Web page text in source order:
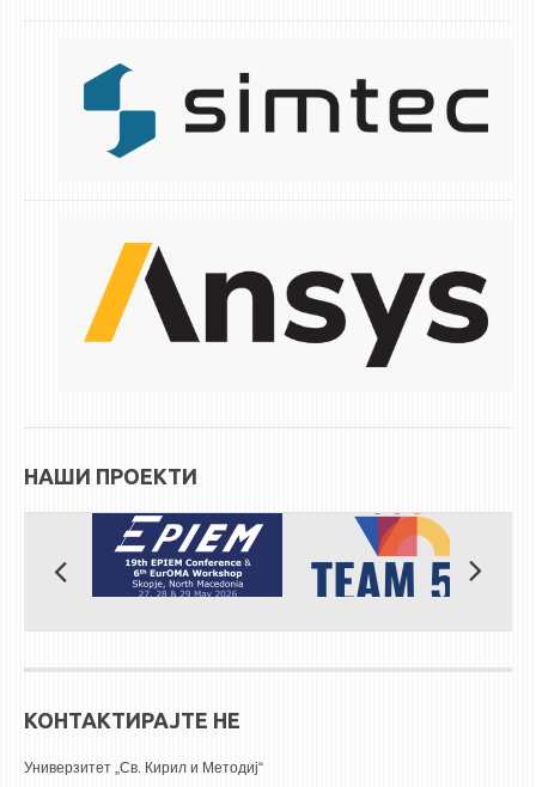
ОГЛАСНА ТАБЛА
СООПШТЕНИЈА
ДА ВИНЧИ МАГАЗИН
СТИПЕНДИИ/ПРАКСИ
НАШИ ПРОЕКТИ
КОНТАКТИРАЈТЕ НЕ
Универзитет „Св. Кирил и Методиј“